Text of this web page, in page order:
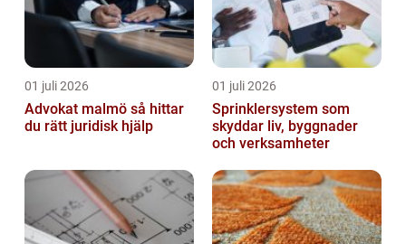
01 juli 2026
Advokat malmö så hittar
du rätt juridisk hjälp
01 juli 2026
Sprinklersystem som
skyddar liv, byggnader
och verksamheter